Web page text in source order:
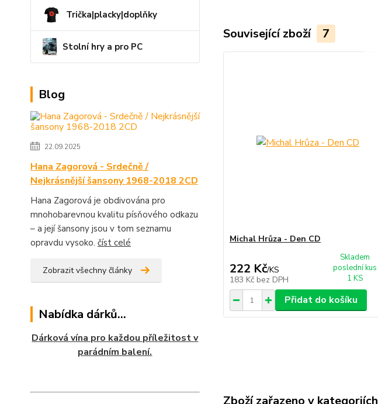
Trička|placky|doplňky
Stolní hry a pro PC
Blog
22.09.2025
Hana Zagorová - Srdečně /
Nejkrásnější šansony 1968-2018 2CD
Hana Zagorová je obdivována pro
mnohobarevnou kvalitu písňového odkazu
– a její šansony jsou v tom seznamu
opravdu vysoko. číst celé
Zobrazit všechny články
Nabídka dárků...
Dárková vína pro každou příležitost v
parádním balení.
Související zboží 7
Michal Hrůza - Den CD
222 Kč/KS
183 Kč bez DPH
Skladem
poslední kus
1 KS
Přidat do košíku
Zboží zařazeno v kategoriích